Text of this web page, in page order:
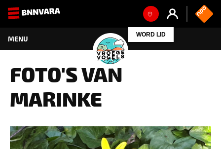
FOTO'S VAN
MARINKE